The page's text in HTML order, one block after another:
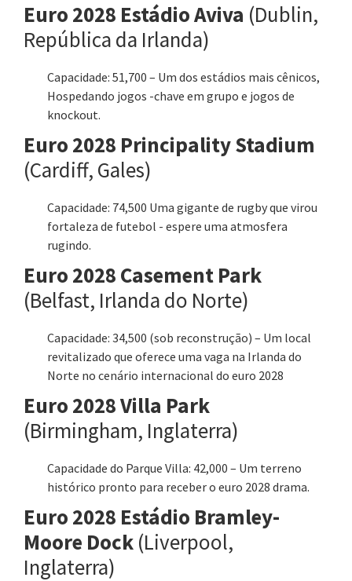
Euro 2028 Estádio Aviva (Dublin,
República da Irlanda)
Capacidade: 51,700 – Um dos estádios mais cênicos,
Hospedando jogos -chave em grupo e jogos de
knockout.
Euro 2028 Principality Stadium
(Cardiff, Gales)
Capacidade: 74,500 Uma gigante de rugby que virou
fortaleza de futebol - espere uma atmosfera
rugindo.
Euro 2028 Casement Park
(Belfast, Irlanda do Norte)
Capacidade: 34,500 (sob reconstrução) – Um local
revitalizado que oferece uma vaga na Irlanda do
Norte no cenário internacional do euro 2028
Euro 2028 Villa Park
(Birmingham, Inglaterra)
Capacidade do Parque Villa: 42,000 – Um terreno
histórico pronto para receber o euro 2028 drama.
Euro 2028 Estádio Bramley-
Moore Dock (Liverpool,
Inglaterra)